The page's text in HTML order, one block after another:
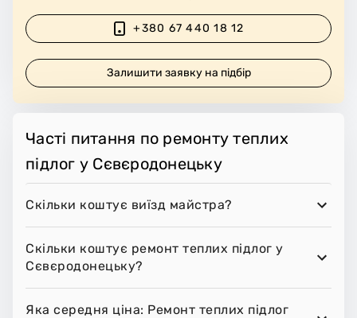
+380 67 440 18 12
Залишити заявку на підбір
Часті питання по ремонту теплих
підлог у Сєвєродонецьку
Скільки коштує виїзд майстра?
Скільки коштує ремонт теплих підлог у
Сєвєродонецьку?
Яка середня ціна: Ремонт теплих підлог